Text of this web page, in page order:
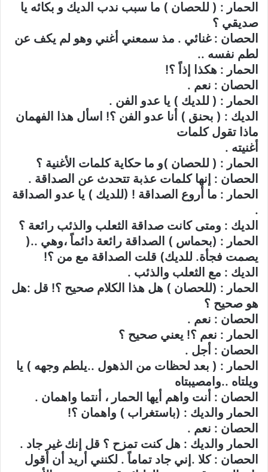
الحمار : ( للحصان ) ما سبب ندب الديك و بكائه يا
صديقي ؟
الحصان : غنائي . مذ سمعني أغني وهو لم يكف عن
لطم نفسه ..
الحمار : هكذا إذاً ؟!
الحصان : نعم .
الحمار : ( للديك ) يا عدو الفن .
الديك : ( بحنق ) أنا عدو الفن ؟! اسأل هذا الفهمان
ماذا تقول كلمات
أغنيته .
الحمار : ( للحصان )و ما حكاية كلمات الأغنية ؟
الحصان : إنها كلمات عذبة تتحدث عن الصداقة .
الحمار : ما أروع الصداقة ! (للديك ) يا عدو الصداقة
.
الديك : ومتى كانت صداقة الثعلب والذئب رائعة ؟
الحمار : (بحماس ) الصداقة رائعة دائماً ،وهي ..(
يصمت فجأة. للديك) قلت الصداقة مع من ؟!
الديك : مع الثعلب والذئب .
الحمار : (للحصان ) هل هذا الكلام صحيح ؟! قل :هل
هو صحيح ؟
الحصان : نعم .
الحمار : نعم ؟! يعني صحيح ؟
الحصان : أجل .
الحمار : ( بعد لحظات من الذهول ..يلطم وجهه ) يا
ويلتاه ..وامصيبتاه
الحصان : أنت واهم أيها الحمار ، أنتما واهمان .
الحمار والديك : (باستغراب ) واهمان ؟!
الحصان : نعم .
الحمار والديك : هل كنت تمزح ؟ قل إنك غير جاد .
الحصان : كلا .إني جاد تماماً . لكنني أريد أن أقول